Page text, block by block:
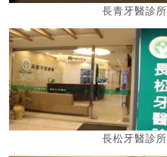
長青牙醫診所
長松牙醫診所